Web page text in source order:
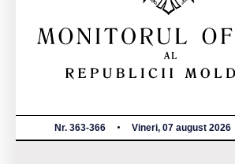
Nr. 363-366 Vineri, 07 august 2026